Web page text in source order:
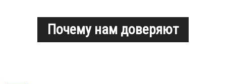
Почему нам доверяют